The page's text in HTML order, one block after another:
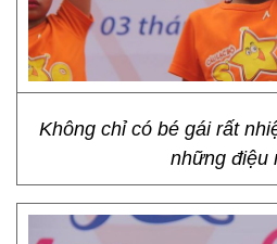
Không chỉ có bé gái rất
những điệu